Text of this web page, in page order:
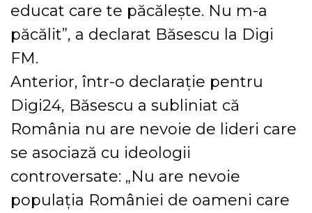
educat care te păcălește. Nu m-a
păcălit”, a declarat Băsescu la Digi
FM.
Anterior, într-o declarație pentru
Digi24, Băsescu a subliniat că
România nu are nevoie de lideri care
se asociază cu ideologii
controversate: „Nu are nevoie
populația României de oameni care